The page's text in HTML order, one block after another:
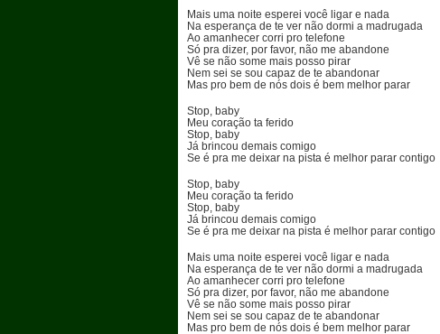
Mais uma noite esperei você ligar e nada
Na esperança de te ver não dormi a madrugada
Ao amanhecer corri pro telefone
Só pra dizer, por favor, não me abandone
Vê se não some mais posso pirar
Nem sei se sou capaz de te abandonar
Mas pro bem de nós dois é bem melhor parar
Stop, baby
Meu coração ta ferido
Stop, baby
Já brincou demais comigo
Se é pra me deixar na pista é melhor parar contigo
Stop, baby
Meu coração ta ferido
Stop, baby
Já brincou demais comigo
Se é pra me deixar na pista é melhor parar contigo
Mais uma noite esperei você ligar e nada
Na esperança de te ver não dormi a madrugada
Ao amanhecer corri pro telefone
Só pra dizer, por favor, não me abandone
Vê se não some mais posso pirar
Nem sei se sou capaz de te abandonar
Mas pro bem de nós dois é bem melhor parar